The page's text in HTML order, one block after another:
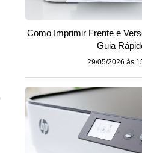
Como Imprimir Frente e
Guia
29/05/2026 às